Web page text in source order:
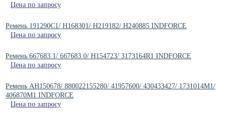
Цена по запросу
Ремень 191290C1/ H168301/ H219182/ H240885 INDFORCE
Цена по запросу
Ремень 667683.1/ 667683.0/ H154723/ 3173164R1 INDFORCE
Цена по запросу
Ремень AH150678/ 880022155280/ 41957600/ 430433427/ 1731014M1/
406870M1 INDFORCE
Цена по запросу